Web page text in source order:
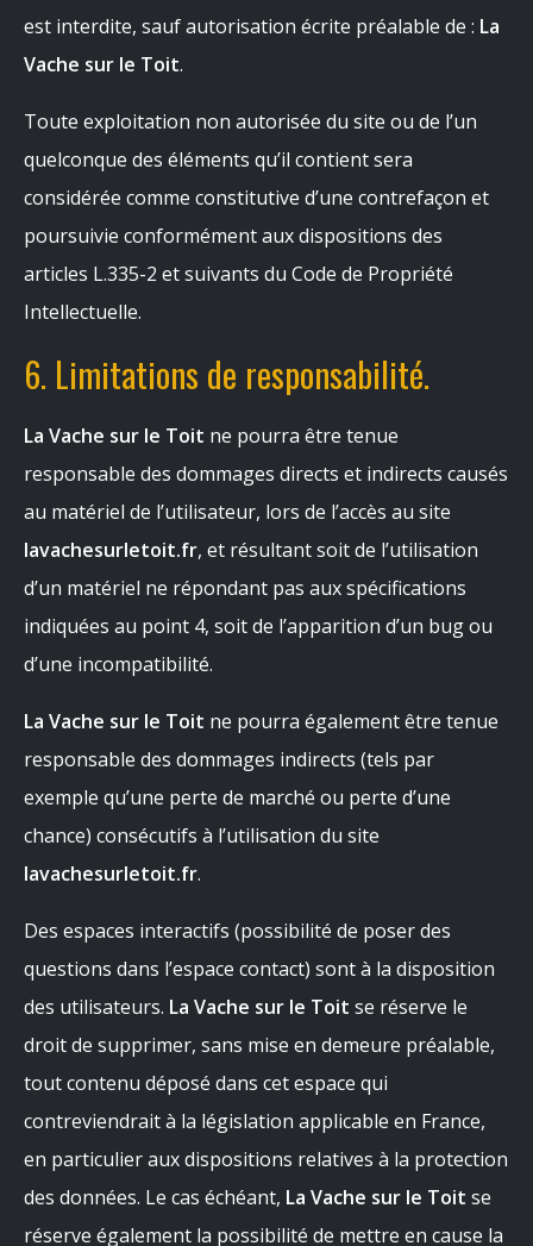
est interdite, sauf autorisation écrite préalable de : La
Vache sur le Toit.
Toute exploitation non autorisée du site ou de l’un
quelconque des éléments qu’il contient sera
considérée comme constitutive d’une contrefaçon et
poursuivie conformément aux dispositions des
articles L.335-2 et suivants du Code de Propriété
Intellectuelle.
6. Limitations de responsabilité.
La Vache sur le Toit ne pourra être tenue
responsable des dommages directs et indirects causés
au matériel de l’utilisateur, lors de l’accès au site
lavachesurletoit.fr, et résultant soit de l’utilisation
d’un matériel ne répondant pas aux spécifications
indiquées au point 4, soit de l’apparition d’un bug ou
d’une incompatibilité.
La Vache sur le Toit ne pourra également être tenue
responsable des dommages indirects (tels par
exemple qu’une perte de marché ou perte d’une
chance) consécutifs à l’utilisation du site
lavachesurletoit.fr.
Des espaces interactifs (possibilité de poser des
questions dans l’espace contact) sont à la disposition
des utilisateurs. La Vache sur le Toit se réserve le
droit de supprimer, sans mise en demeure préalable,
tout contenu déposé dans cet espace qui
contreviendrait à la législation applicable en France,
en particulier aux dispositions relatives à la protection
des données. Le cas échéant, La Vache sur le Toit se
réserve également la possibilité de mettre en cause la